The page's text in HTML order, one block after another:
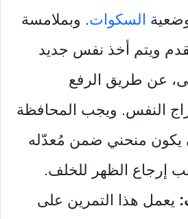
السكوات. وبملامسة
ويتم أخذ نفس جديد
عن طريق الرفع
النفس. ويجب المحافظة
يكون منحني ضمن مُعدّله
إرجاع الظهر للخلف.
يعمل هذا التمرين على